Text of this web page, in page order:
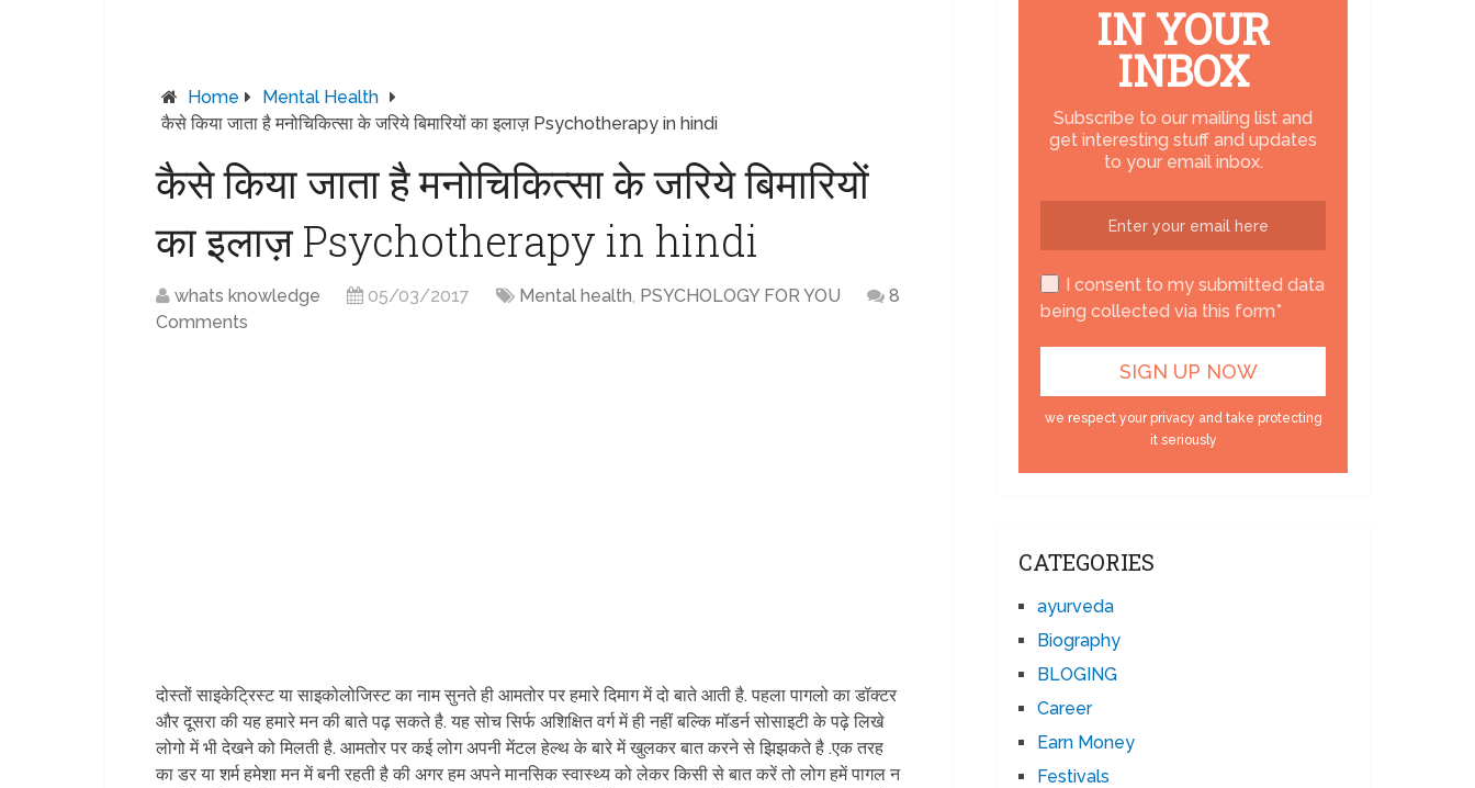
Home
Mental Health
कैसे किया जाता है मनोचिकित्सा के जरिये बिमारियों का इलाज़ Psychotherapy in hindi
कैसे किया जाता है मनोचिकित्सा के जरिये बिमारियों
का इलाज़ Psychotherapy in hindi
whats knowledge 05/03/2017 Mental health, PSYCHOLOGY FOR YOU
8
Comments
दोस्तों साइकेट्रिस्ट या साइकोलोजिस्ट का नाम सुनते ही आमतोर पर हमारे दिमाग में दो बाते आती है. पहला पागलो का डॉक्टर
और दूसरा की यह हमारे मन की बाते पढ़ सकते है. यह सोच सिर्फ अशिक्षित वर्ग में ही नहीं बल्कि मॉडर्न सोसाइटी के पढ़े लिखे
लोगो में भी देखने को मिलती है. आमतोर पर कई लोग अपनी मेंटल हेल्थ के बारे में खुलकर बात करने से झिझकते है .एक तरह
का डर या शर्म हमेशा मन में बनी रहती है की अगर हम अपने मानसिक स्वास्थ्य को लेकर किसी से बात करें तो लोग हमें पागल न
IN YOUR
INBOX
Subscribe to our mailing list and
get interesting stuff and updates
to your email inbox.
I consent to my submitted data
being collected via this form*
we respect your privacy and take protecting
it seriously
CATEGORIES
ayurveda
Biography
BLOGING
Career
Earn Money
Festivals